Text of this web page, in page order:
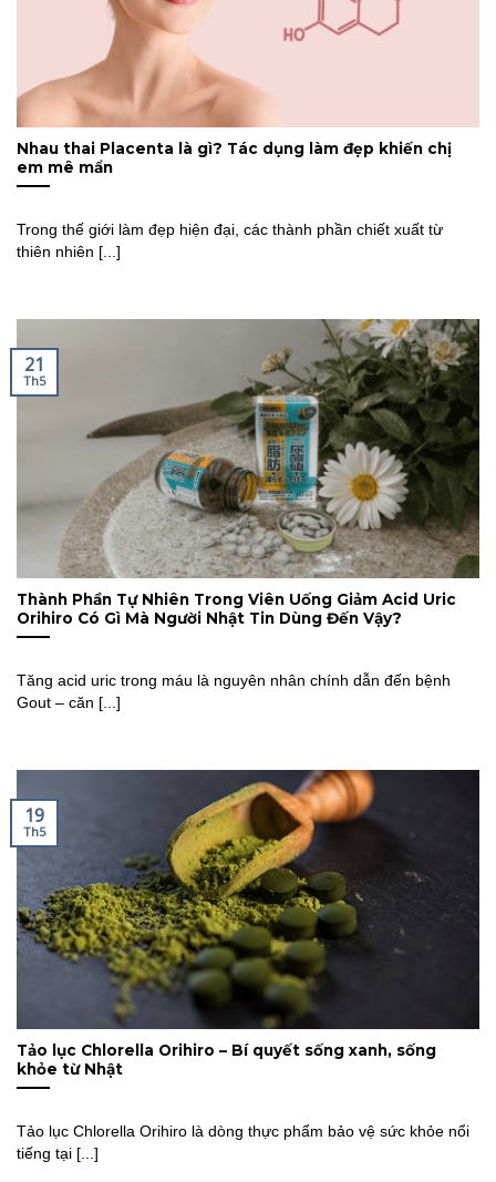
Nhau thai Placenta là gì? Tác dụng làm đẹp khiến chị
em mê mẩn
Trong thế giới làm đẹp hiện đại, các thành phần chiết xuất từ
thiên nhiên [...]
Thành Phần Tự Nhiên Trong Viên Uống Giảm Acid Uric
Orihiro Có Gì Mà Người Nhật Tin Dùng Đến Vậy?
Tăng acid uric trong máu là nguyên nhân chính dẫn đến bệnh
Gout – căn [...]
21
Th5
Tảo lục Chlorella Orihiro – Bí quyết sống xanh, sống
khỏe từ Nhật
Tảo lục Chlorella Orihiro là dòng thực phẩm bảo vệ sức khỏe nổi
tiếng tại [...]
19
Th5